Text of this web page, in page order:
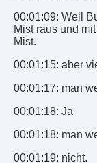
00:01:09: Weil
Mist raus und
Mist.
00:01:15: aber
00:01:17: man
00:01:18: Ja
00:01:18: man
00:01:19: nicht.